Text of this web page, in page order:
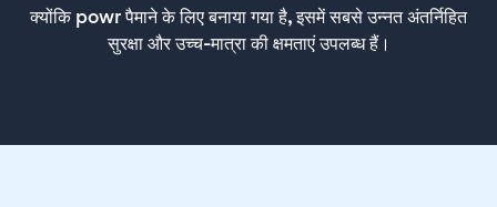
क्योंकि powr पैमाने के लिए बनाया गया है, इसमें सबसे उन्नत अंतर्निहित
सुरक्षा और उच्च-मात्रा की क्षमताएं उपलब्ध हैं।